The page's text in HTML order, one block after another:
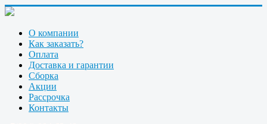
О компании
Как заказать?
Оплата
Доставка и гарантии
Сборка
Акции
Рассрочка
Контакты